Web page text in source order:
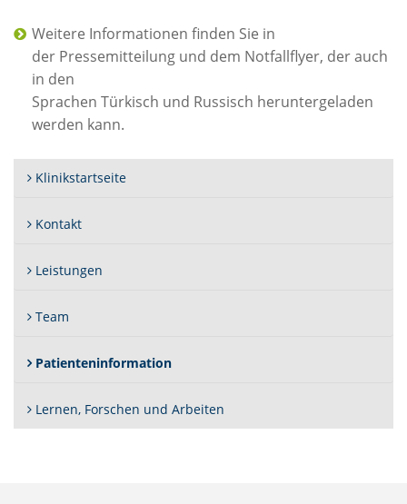
Weitere Informationen finden Sie in
der Pressemitteilung und dem Notfallflyer, der auch
in den
Sprachen Türkisch und Russisch heruntergeladen
werden kann.
Klinikstartseite
Kontakt
Leistungen
Team
Patienteninformation(Standort)
Lernen, Forschen und Arbeiten